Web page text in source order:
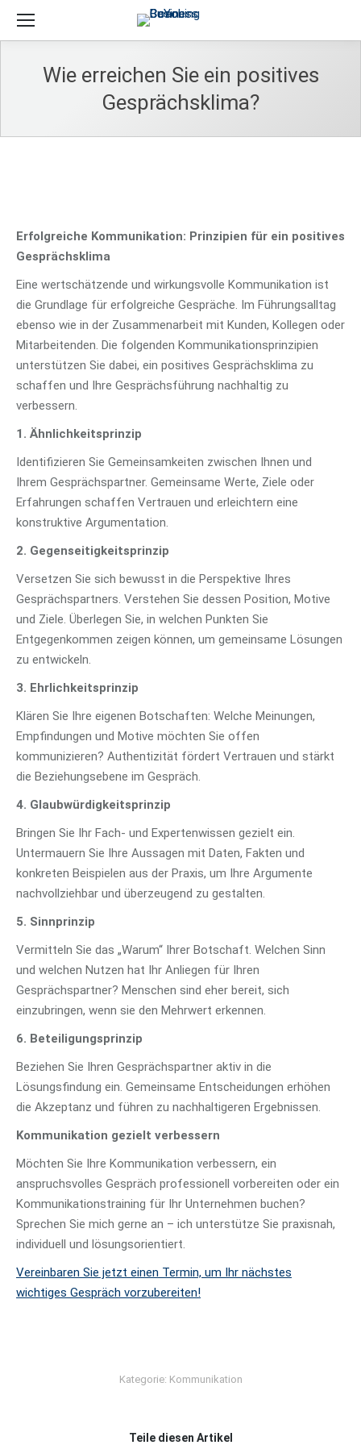
Wie erreichen Sie ein positives
Gesprächsklima?
Erfolgreiche Kommunikation: Prinzipien für ein positives
Gesprächsklima
Eine wertschätzende und wirkungsvolle Kommunikation ist
die Grundlage für erfolgreiche Gespräche. Im Führungsalltag
ebenso wie in der Zusammenarbeit mit Kunden, Kollegen oder
Mitarbeitenden. Die folgenden Kommunikationsprinzipien
unterstützen Sie dabei, ein positives Gesprächsklima zu
schaffen und Ihre Gesprächsführung nachhaltig zu
verbessern.
1. Ähnlichkeitsprinzip
Identifizieren Sie Gemeinsamkeiten zwischen Ihnen und
Ihrem Gesprächspartner. Gemeinsame Werte, Ziele oder
Erfahrungen schaffen Vertrauen und erleichtern eine
konstruktive Argumentation.
2. Gegenseitigkeitsprinzip
Versetzen Sie sich bewusst in die Perspektive Ihres
Gesprächspartners. Verstehen Sie dessen Position, Motive
und Ziele. Überlegen Sie, in welchen Punkten Sie
Entgegenkommen zeigen können, um gemeinsame Lösungen
zu entwickeln.
3. Ehrlichkeitsprinzip
Klären Sie Ihre eigenen Botschaften: Welche Meinungen,
Empfindungen und Motive möchten Sie offen
kommunizieren? Authentizität fördert Vertrauen und stärkt
die Beziehungsebene im Gespräch.
4. Glaubwürdigkeitsprinzip
Bringen Sie Ihr Fach- und Expertenwissen gezielt ein.
Untermauern Sie Ihre Aussagen mit Daten, Fakten und
konkreten Beispielen aus der Praxis, um Ihre Argumente
nachvollziehbar und überzeugend zu gestalten.
5. Sinnprinzip
Vermitteln Sie das „Warum“ Ihrer Botschaft. Welchen Sinn
und welchen Nutzen hat Ihr Anliegen für Ihren
Gesprächspartner? Menschen sind eher bereit, sich
einzubringen, wenn sie den Mehrwert erkennen.
6. Beteiligungsprinzip
Beziehen Sie Ihren Gesprächspartner aktiv in die
Lösungsfindung ein. Gemeinsame Entscheidungen erhöhen
die Akzeptanz und führen zu nachhaltigeren Ergebnissen.
Kommunikation gezielt verbessern
Möchten Sie Ihre Kommunikation verbessern, ein
anspruchsvolles Gespräch professionell vorbereiten oder ein
Kommunikationstraining für Ihr Unternehmen buchen?
Sprechen Sie mich gerne an – ich unterstütze Sie praxisnah,
individuell und lösungsorientiert.
Vereinbaren Sie jetzt einen Termin, um Ihr nächstes
wichtiges Gespräch vorzubereiten!
Kategorie: Kommunikation
Teile diesen Artikel